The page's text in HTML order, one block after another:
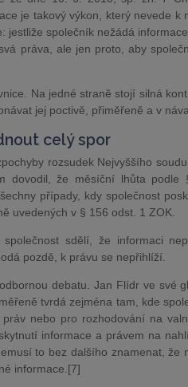
je takový výkon, který nevede k
jestliže společník nežádá
práva, ale jen proto, aby
Na jedné straně stojí silná
jej poctivě, přiměřeně a v
celý spor
rozsudek Nejvyššího
dovodil, že měsíční lhůta
případy, kdy společnost
uvedených v § 156 odst. 1 ZOK.
sdělí, že informaci
pozdě, k právu se nepřihlíží.
debatu. Jan Flídr ve své
tvrdá zejména tam, kde
nebo pro rozhodování na
informace a právem na
to bez dalšího znamenat, že
informace.[7]